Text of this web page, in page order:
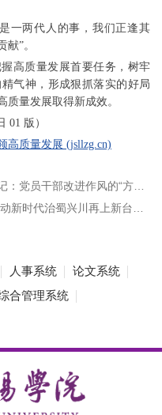
一两代人的事，我们正逢其
”。
高质量发展首要任务，树牢
气神，形成狠抓落实的好局
质量发展取得新成效。
01 版）
高质量发展 (jsllzg.cn)
人事系统
论文系统
合管理系统